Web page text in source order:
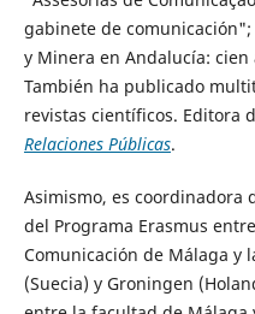
gabinete de
y Minera en Andalucía:
También ha publicado
revistas científicos. Editora
Relaciones Públicas.
Asimismo, es coordinadora
del Programa Erasmus
Comunicación de Málaga y
(Suecia) y Groningen